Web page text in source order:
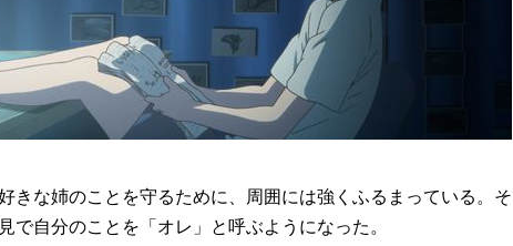
きな姉のことを守るために、周囲には強くふるまっている。そ
で自分のことを「オレ」と呼ぶようになった。